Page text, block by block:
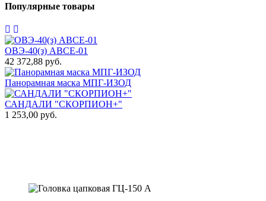
Популярные товары
ОВЭ-40(з) АВCЕ-01
42 372,88 руб.
Панорамная маска МПГ-ИЗОД
САНДАЛИ "СКОРПИОН+"
1 253,00 руб.